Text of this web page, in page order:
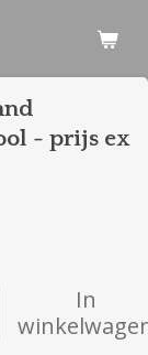
- prijs ex
In